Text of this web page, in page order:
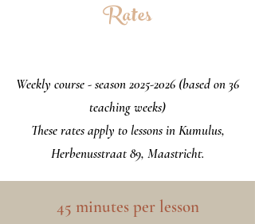
Rates
Weekly course - season2025-2026(based on 36
teaching weeks)
These rates apply to lessons in Kumulus,
Herbenusstraat 89, Maastricht.
45 minutes per lesson